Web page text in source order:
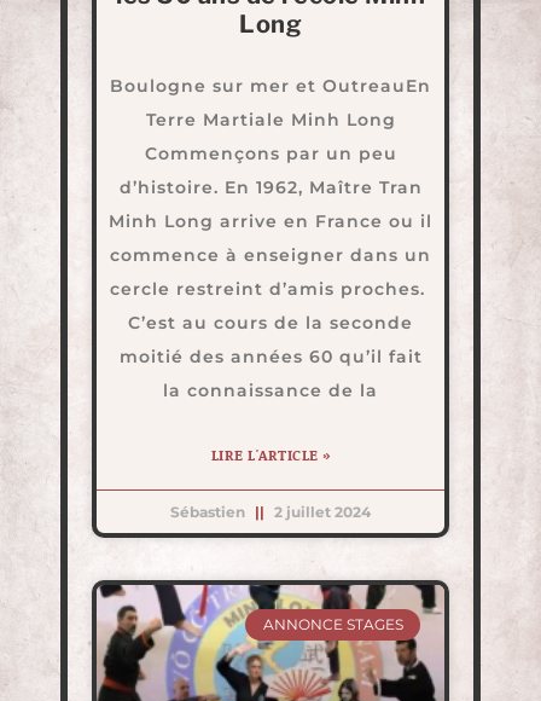
Long
Boulogne sur mer et OutreauEn
Terre Martiale Minh Long
Commençons par un peu
d’histoire. En 1962, Maître Tran
Minh Long arrive en France ou il
commence à enseigner dans un
cercle restreint d’amis proches.
C’est au cours de la seconde
moitié des années 60 qu’il fait
la connaissance de la
LIRE L'ARTICLE »
Sébastien 2 juillet 2024
ANNONCE STAGES